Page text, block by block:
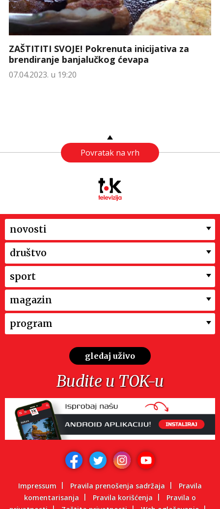
ZAŠTITITI SVOJE! Pokrenuta inicijativa za
brendiranje banjalučkog ćevapa
07.04.2023. u 19:20
Povratak na vrh
novosti
društvo
sport
magazin
program
gledaj uživo
Budite u TOK-u
Impressum Pravila prenošenja sadržaja
Pravila
komentarisanja
Pravila korišćenja
Pravila o